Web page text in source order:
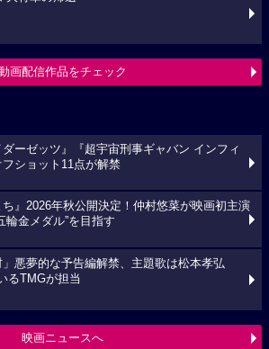
画配信作品をチェック
ダーゼッツ』『超宇宙刑事ギャバン インフィ
ショット11点が解禁
ち』2026年秋公開決定！仲村悠菜が映画初主演
輪金メダル”を目指す
」悪夢的な予告編解禁、主題歌は松本孝弘
るTMGが担当
映画ニュースへ